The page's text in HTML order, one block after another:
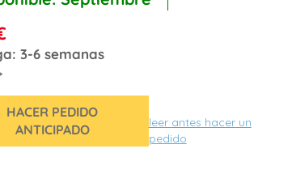
3-6 semanas
HACER PEDIDO
ANTICIPADO
leer antes hacer un
pedido